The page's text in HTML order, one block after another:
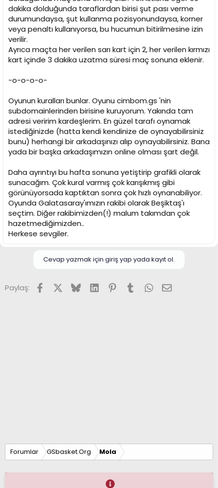
dakika dolduğunda taraflardan birisi şut pası verme
durumundaysa, şut kullanma pozisyonundaysa, korner
veya penaltı kullanıyorsa, bu hucumun bitirilmesine izin
verilir.
Ayrıca maçta her verilen sarı kart için 2, her verilen kırmızı
kart içinde 3 dakika uzatma süresi maç sonuna eklenir.
-o-o-o-o-
Oyunun kuralları bunlar. Oyunu cimbom.gs 'nin
subdomainlerinden birisine kuruyorum. Yakında tam
adresi veririm kardeşlerim. En güzel tarafı oynamak
istediğinizde (hatta kendi kendinize de oynayabilirsiniz
bunu) herhangi bir arkadaşınızı alıp oynayabilirsiniz. Bana
yada bir başka arkadaşımızın online olması şart değil.
Daha ayrıntıyı bu hafta sonuna yetiştirip grafikli olarak
sunacağım. Çok kural varmış çok karışıkmış gibi
görünüyorsada kaptıktan sonra çok hızlı oynanabiliyor.
Oyunda Galatasaray'ımızın rakibi olarak Beşiktaş'ı
seçtim. Diğer rakibimizden(!) malum takımdan çok
hazetmediğimizden..
Herkese sevgiler.
Cevap yazmak için giriş yap yada kayıt ol.
Paylaş: FacebookX (Twitter)
BlueskyLinkedInPinterest
TumblrWhatsApp
E-posta
Forumlar GSbasket.Org Mola